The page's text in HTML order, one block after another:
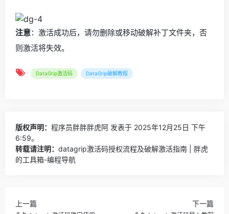
注意：激活成功后，请勿删除或移动破解补丁文件夹，否
则激活将失效。
DataGrip激活码 DataGrip破解教程
版权声明： 程序员胖胖胖虎阿 发表于 2025年12月25日 下午
6:59。
转载请注明： datagrip激活码授权流程及破解激活指南 | 胖虎
的工具箱-编程导航
上一篇 下一篇